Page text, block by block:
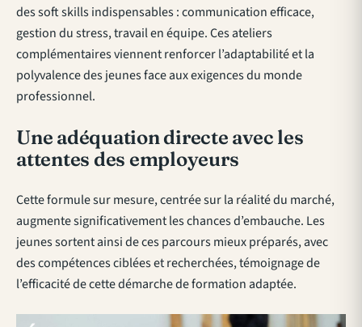
des soft skills indispensables : communication efficace,
gestion du stress, travail en équipe. Ces ateliers
complémentaires viennent renforcer l’adaptabilité et la
polyvalence des jeunes face aux exigences du monde
professionnel.
Une adéquation directe avec les
attentes des employeurs
Cette formule sur mesure, centrée sur la réalité du marché,
augmente significativement les chances d’embauche. Les
jeunes sortent ainsi de ces parcours mieux préparés, avec
des compétences ciblées et recherchées, témoignage de
l’efficacité de cette démarche de formation adaptée.